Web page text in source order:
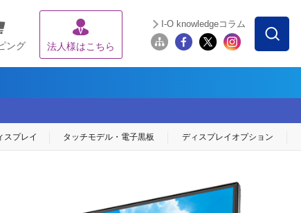
ング 法人様はこちら
I-O knowledgeコラム
スプレイ タッチモデル・ 電子黒板 ディスプレイ オプション